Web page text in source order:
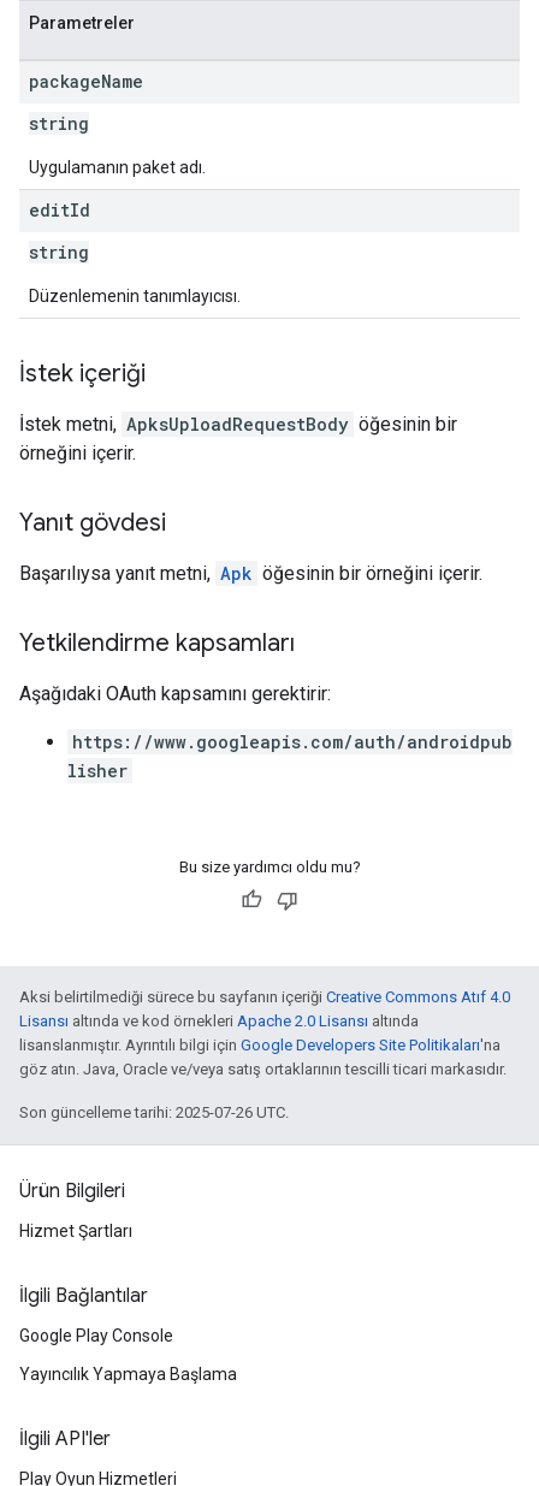
Parametreler
packageName
string
Uygulamanın paket adı.
editId
string
Düzenlemenin tanımlayıcısı.
İstek içeriği
İstek metni, ApksUploadRequestBody öğesinin bir
örneğini içerir.
Yanıt gövdesi
Başarılıysa yanıt metni, Apk öğesinin bir örneğini içerir.
Yetkilendirme kapsamları
Aşağıdaki OAuth kapsamını gerektirir:
https://www.googleapis.com/auth/androidpub
lisher
Bu size yardımcı oldu mu?
Aksi belirtilmediği sürece bu sayfanın içeriği Creative Commons Atıf 4.0
Lisansı altında ve kod örnekleri Apache 2.0 Lisansı altında
lisanslanmıştır. Ayrıntılı bilgi için Google Developers Site Politikaları'na
göz atın. Java, Oracle ve/veya satış ortaklarının tescilli ticari markasıdır.
Son güncelleme tarihi: 2025-07-26 UTC.
Ürün Bilgileri
Hizmet Şartları
İlgili Bağlantılar
Google Play Console
Yayıncılık Yapmaya Başlama
İlgili API'ler
Play Oyun Hizmetleri